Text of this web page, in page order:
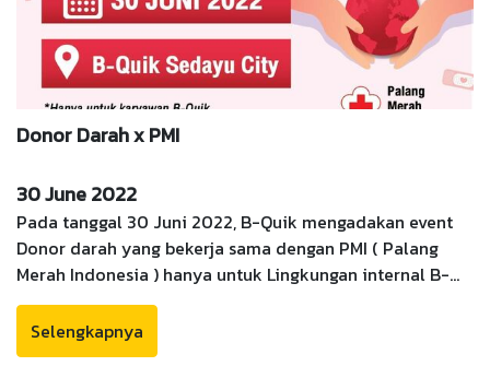
Donor Darah x PMI
30 June 2022
Pada tanggal 30 Juni 2022, B-Quik mengadakan event
Donor darah yang bekerja sama dengan PMI ( Palang
Merah Indonesia ) hanya untuk Lingkungan internal B-
Quik. Kami mengundang beberapa karyawan kami untuk
menjadi bagian dalam mendonorkan darah mereka. Ini
adalah event pertama kami dimana kami melakukan
Selengkapnya